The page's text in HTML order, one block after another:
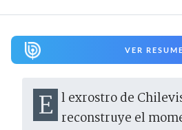
VER
El exrostro de Chilevisión reconstruye el